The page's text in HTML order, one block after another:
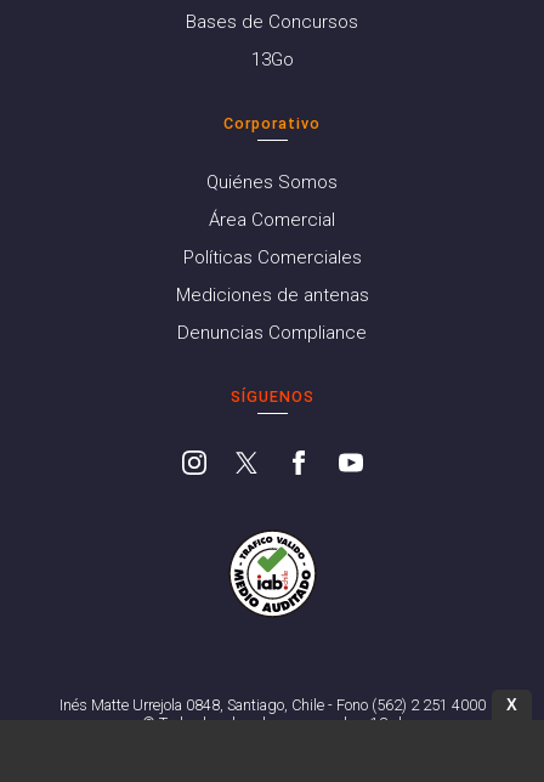
Bases de Concursos
13Go
Corporativo
Quiénes Somos
Área Comercial
Políticas Comerciales
Mediciones de antenas
Denuncias Compliance
SÍGUENOS
Inés Matte Urrejola 0848, Santiago, Chile - Fono (562) 2 251 4000
© Todos los derechos reservados. 13.cl
X